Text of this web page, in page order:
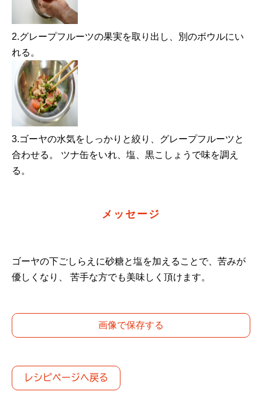
2.グレープフルーツの果実を取り出し、別のボウルにい
れる。
3.ゴーヤの水気をしっかりと絞り、グレープフルーツと
合わせる。 ツナ缶をいれ、塩、黒こしょうで味を調え
る。
メッセージ
ゴーヤの下ごしらえに砂糖と塩を加えることで、苦みが
優しくなり、 苦手な方でも美味しく頂けます。
画像で保存する
レシピページへ戻る